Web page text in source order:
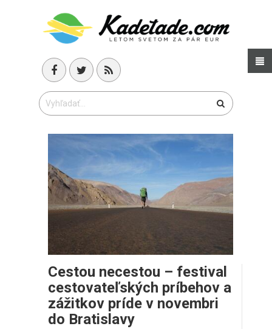
Cestou necestou – festival
cestovateľských príbehov a
zážitkov príde v novembri
do Bratislavy